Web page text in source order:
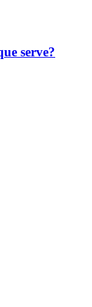
serve?